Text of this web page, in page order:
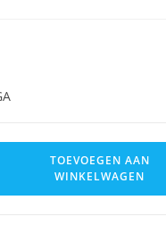
TOEVOEGEN AAN
WINKELWAGEN